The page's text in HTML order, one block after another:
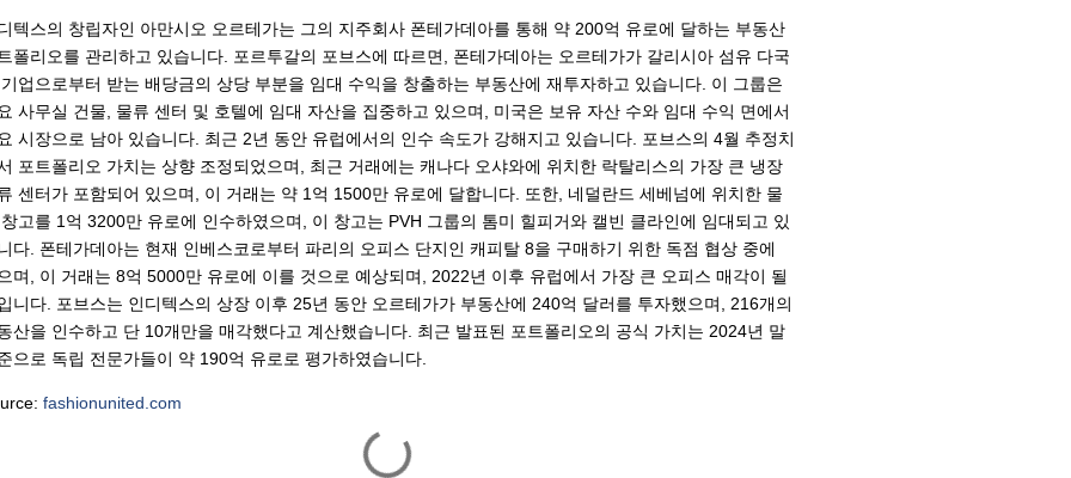
텍스의 창립자인 아만시오 오르테가는 그의 지주회사 폰테가데아를 통해 약 200억 유로에 달하는 부동산
폴리오를 관리하고 있습니다. 포르투갈의 포브스에 따르면, 폰테가데아는 오르테가가 갈리시아 섬유 다국
업으로부터 받는 배당금의 상당 부분을 임대 수익을 창출하는 부동산에 재투자하고 있습니다. 이 그룹은
사무실 건물, 물류 센터 및 호텔에 임대 자산을 집중하고 있으며, 미국은 보유 자산 수와 임대 수익 면에서
시장으로 남아 있습니다. 최근 2년 동안 유럽에서의 인수 속도가 강해지고 있습니다. 포브스의 4월 추정치
포트폴리오 가치는 상향 조정되었으며, 최근 거래에는 캐나다 오샤와에 위치한 락탈리스의 가장 큰 냉장
센터가 포함되어 있으며, 이 거래는 약 1억 1500만 유로에 달합니다. 또한, 네덜란드 세베넘에 위치한 물
고를 1억 3200만 유로에 인수하였으며, 이 창고는 PVH 그룹의 톰미 힐피거와 캘빈 클라인에 임대되고 있
다. 폰테가데아는 현재 인베스코로부터 파리의 오피스 단지인 캐피탈 8을 구매하기 위한 독점 협상 중에
며, 이 거래는 8억 5000만 유로에 이를 것으로 예상되며, 2022년 이후 유럽에서 가장 큰 오피스 매각이 될
니다. 포브스는 인디텍스의 상장 이후 25년 동안 오르테가가 부동산에 240억 달러를 투자했으며, 216개의
산을 인수하고 단 10개만을 매각했다고 계산했습니다. 최근 발표된 포트폴리오의 공식 가치는 2024년 말
으로 독립 전문가들이 약 190억 유로로 평가하였습니다.
fashionunited.com